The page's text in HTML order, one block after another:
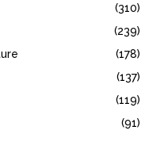
(310)
(239)
(178)
(137)
(119)
(91)